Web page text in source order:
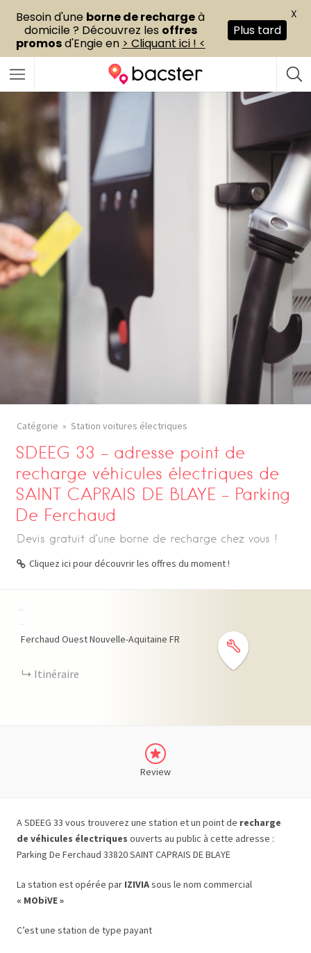
Catégorie Station voitures électriques
SDEEG 33 – adresse point de
recharge véhicules électriques de
SAINT CAPRAIS DE BLAYE – Parking
De Ferchaud
Devis gratuit d’une borne de recharge chez vous !
Cliquez ici pour découvrir les offres du moment !
Ferchaud OuestNouvelle-Aquitaine FR
Itinéraire
Review
A SDEEG 33 vous trouverez une station et un point de recharge
de véhicules électriques ouverts au public à cette adresse :
Parking De Ferchaud 33820 SAINT CAPRAIS DE BLAYE
La station est opérée par IZIVIAsous le nom commercial
« MObiVE »
C’est une station de type payant
Besoin d'une borne de rechargeà
domicile ? Découvrez les offres
promosd'Engie en > Cliquant ici ! <
Plus tard
X